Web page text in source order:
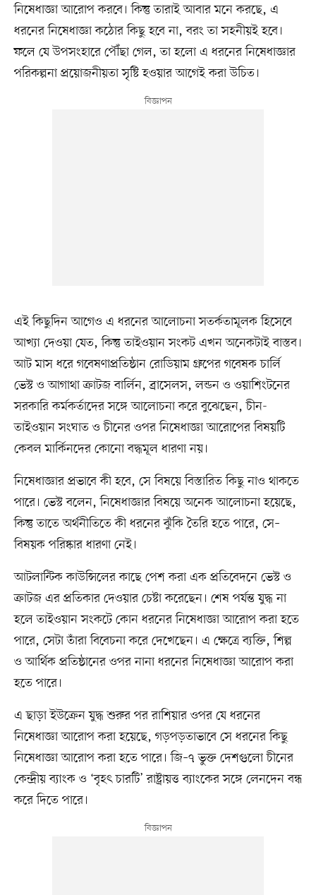
নিষেধাজ্ঞা আরোপ করবে। কিন্তু তারাই আবার মনে করছে, এ
ধরনের নিষেধাজ্ঞা কঠোর কিছু হবে না, বরং তা সহনীয়ই হবে।
ফলে যে উপসংহারে পৌঁছা গেল, তা হলো এ ধরনের নিষেধাজ্ঞার
পরিকল্পনা প্রয়োজনীয়তা সৃষ্টি হওয়ার আগেই করা উচিত।
এই কিছুদিন আগেও এ ধরনের আলোচনা সতর্কতামূলক হিসেবে
আখ্যা দেওয়া যেত, কিন্তু তাইওয়ান সংকট এখন অনেকটাই বাস্তব।
আট মাস ধরে গবেষণাপ্রতিষ্ঠান রোডিয়াম গ্রুপের গবেষক চার্লি
ভেস্ট ও আগাথা ক্রাটজ বার্লিন, ব্রাসেলস, লন্ডন ও ওয়াশিংটনের
সরকারি কর্মকর্তাদের সঙ্গে আলোচনা করে বুঝেছেন, চীন-
তাইওয়ান সংঘাত ও চীনের ওপর নিষেধাজ্ঞা আরোপের বিষয়টি
কেবল মার্কিনদের কোনো বদ্ধমূল ধারণা নয়।
নিষেধাজ্ঞার প্রভাবে কী হবে, সে বিষয়ে বিস্তারিত কিছু নাও থাকতে
পারে। ভেস্ট বলেন, নিষেধাজ্ঞার বিষয়ে অনেক আলোচনা হয়েছে,
কিন্তু তাতে অর্থনীতিতে কী ধরনের ঝুঁকি তৈরি হতে পারে, সে–
বিষয়ক পরিষ্কার ধারণা নেই।
আটলান্টিক কাউন্সিলের কাছে পেশ করা এক প্রতিবেদনে ভেস্ট ও
ক্রাটজ এর প্রতিকার দেওয়ার চেষ্টা করেছেন। শেষ পর্যন্ত যুদ্ধ না
হলে তাইওয়ান সংকটে কোন ধরনের নিষেধাজ্ঞা আরোপ করা হতে
পারে, সেটা তাঁরা বিবেচনা করে দেখেছেন। এ ক্ষেত্রে ব্যক্তি, শিল্প
ও আর্থিক প্রতিষ্ঠানের ওপর নানা ধরনের নিষেধাজ্ঞা আরোপ করা
হতে পারে।
এ ছাড়া ইউক্রেন যুদ্ধ শুরুর পর রাশিয়ার ওপর যে ধরনের
নিষেধাজ্ঞা আরোপ করা হয়েছে, গড়পড়তাভাবে সে ধরনের কিছু
নিষেধাজ্ঞা আরোপ করা হতে পারে। জি–৭ ভুক্ত দেশগুলো চীনের
কেন্দ্রীয় ব্যাংক ও ‘বৃহৎ চারটি’ রাষ্ট্রায়ত্ত ব্যাংকের সঙ্গে লেনদেন বন্ধ
করে দিতে পারে।